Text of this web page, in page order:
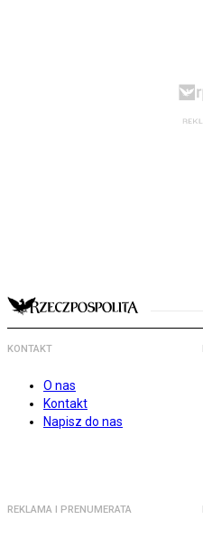
KONTAKT
O nas
Kontakt
Napisz do nas
REKLAMA I PRENUMERATA